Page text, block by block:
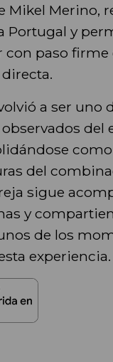
Mikel Merino,
Portugal y
con paso firme
a ser uno
del
del
sigue
y
de los
experiencia.